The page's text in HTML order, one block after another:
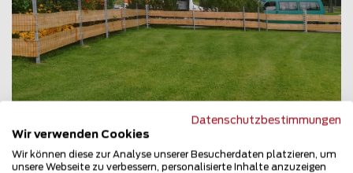
Datenschutzbestimmungen
Wir verwenden Cookies
Wir können diese zur Analyse unserer Besucherdaten platzieren, um
unsere Webseite zu verbessern, personalisierte Inhalte anzuzeigen